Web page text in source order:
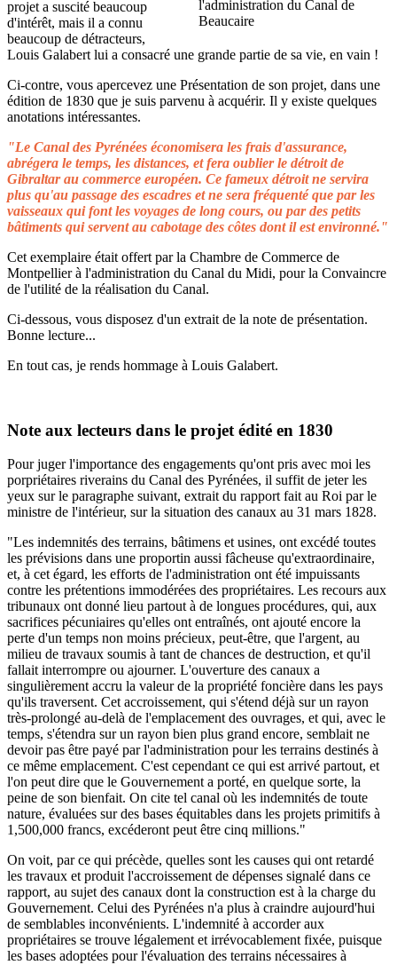
projet a suscité beaucoup
d'intérêt, mais il a connu
beaucoup de détracteurs,
Louis Galabert lui a consacré une grande partie de sa vie, en vain !
Ci-contre, vous apercevez une Présentation de son projet, dans une
édition de 1830 que je suis parvenu à acquérir. Il y existe quelques
anotations intéressantes.
"Le Canal des Pyrénées économisera les frais d'assurance,
abrégera le temps, les distances, et fera oublier le détroit de
Gibraltar au commerce européen. Ce fameux détroit ne servira
plus qu'au passage des escadres et ne sera fréquenté que par les
vaisseaux qui font les voyages de long cours, ou par des petits
bâtiments qui servent au cabotage des côtes dont il est environné."
Cet exemplaire était offert par la Chambre de Commerce de
Montpellier à l'administration du Canal du Midi, pour la Convaincre
de l'utilité de la réalisation du Canal.
Ci-dessous, vous disposez d'un extrait de la note de présentation.
Bonne lecture...
En tout cas, je rends hommage à Louis Galabert.
Note aux lecteurs dans le projet édité en 1830
Pour juger l'importance des engagements qu'ont pris avec moi les
porpriétaires riverains du Canal des Pyrénées, il suffit de jeter les
yeux sur le paragraphe suivant, extrait du rapport fait au Roi par le
ministre de l'intérieur, sur la situation des canaux au 31 mars 1828.
"Les indemnités des terrains, bâtimens et usines, ont excédé toutes
les prévisions dans une proportin aussi fâcheuse qu'extraordinaire,
et, à cet égard, les efforts de l'administration ont été impuissants
contre les prétentions immodérées des propriétaires. Les recours aux
tribunaux ont donné lieu partout à de longues procédures, qui, aux
sacrifices pécuniaires qu'elles ont entraînés, ont ajouté encore la
perte d'un temps non moins précieux, peut-être, que l'argent, au
milieu de travaux soumis à tant de chances de destruction, et qu'il
fallait interrompre ou ajourner. L'ouverture des canaux a
singulièrement accru la valeur de la propriété foncière dans les pays
qu'ils traversent. Cet accroissement, qui s'étend déjà sur un rayon
très-prolongé au-delà de l'emplacement des ouvrages, et qui, avec le
temps, s'étendra sur un rayon bien plus grand encore, semblait ne
devoir pas être payé par l'administration pour les terrains destinés à
ce même emplacement. C'est cependant ce qui est arrivé partout, et
l'on peut dire que le Gouvernement a porté, en quelque sorte, la
peine de son bienfait. On cite tel canal où les indemnités de toute
nature, évaluées sur des bases équitables dans les projets primitifs à
1,500,000 francs, excéderont peut être cinq millions."
On voit, par ce qui précède, quelles sont les causes qui ont retardé
les travaux et produit l'accroissement de dépenses signalé dans ce
rapport, au sujet des canaux dont la construction est à la charge du
Gouvernement. Celui des Pyrénées n'a plus à craindre aujourd'hui
de semblables inconvénients. L'indemnité à accorder aux
propriétaires se trouve légalement et irrévocablement fixée, puisque
les bases adoptées pour l'évaluation des terrains nécessaires à